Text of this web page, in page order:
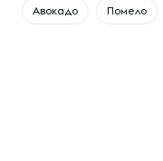
Авокадо Помело